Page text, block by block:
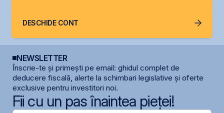
DESCHIDE CONT
NEWSLETTER
Înscrie-te și primești pe email: ghidul complet de
deducere fiscală, alerte la schimbari legislative și oferte
exclusive pentru investitori noi.
Fii cu un pas înaintea pieței!